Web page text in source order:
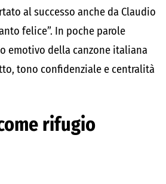
al successo anche da Claudio
felice”. In poche parole
emotivo della canzone italiana
tono confidenziale e centralità
rifugio